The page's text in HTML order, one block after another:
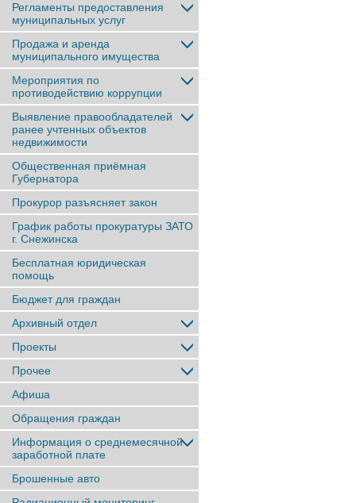
Регламенты предоставления
муниципальных услуг
Продажа и аренда
муниципального имущества
Мероприятия по
противодействию коррупции
Выявление правообладателей
ранее учтенныx объектов
недвижимости
Общественная приёмная
Губернатора
Прокурор разъясняет закон
График работы прокуратуры ЗАТО
г. Снежинска
Бесплатная юридическая
помощь
Бюджет для граждан
Архивный отдел
Проекты
Прочее
Афиша
Обращения граждан
Информация о среднемесячной
заработной плате
Брошенные авто